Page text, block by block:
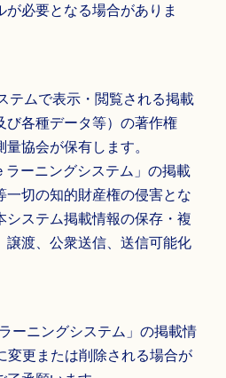
必要となる場合がありま
テムで表示・閲覧される掲載
び各種データ等）の著作権
協会が保有します。
ーニングシステム」の掲載
一切の知的財産権の侵害とな
システム掲載情報の保存・複
譲渡、公衆送信、送信可能化
ーニングシステム」の掲載情
変更または削除される場合が